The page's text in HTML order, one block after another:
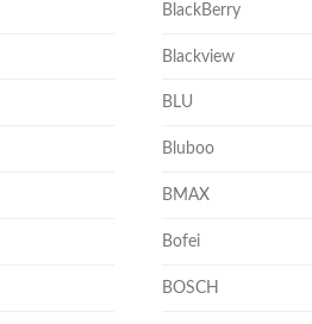
BlackBerry
Blackview
BLU
Bluboo
BMAX
Bofei
BOSCH